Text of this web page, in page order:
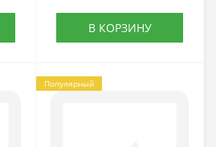
В КОРЗИНУ
Популярный